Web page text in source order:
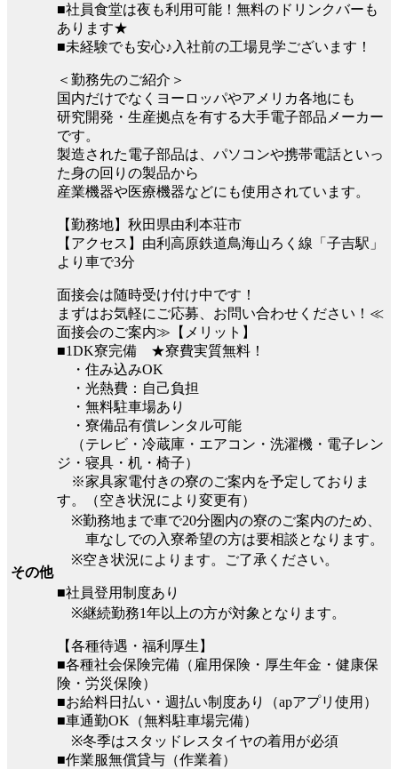
その他
■社員食堂は夜も利用可能！無料のドリンクバーも
あります★
■未経験でも安心♪入社前の工場見学ございます！
＜勤務先のご紹介＞
国内だけでなくヨーロッパやアメリカ各地にも
研究開発・生産拠点を有する大手電子部品メーカー
です。
製造された電子部品は、パソコンや携帯電話といっ
た身の回りの製品から
産業機器や医療機器などにも使用されています。
【勤務地】秋田県由利本荘市
【アクセス】由利高原鉄道鳥海山ろく線「子吉駅」
より車で3分
面接会は随時受け付け中です！
まずはお気軽にご応募、お問い合わせください！≪
面接会のご案内≫【メリット】
■1DK寮完備 ★寮費実質無料！
・住み込みOK
・光熱費：自己負担
・無料駐車場あり
・寮備品有償レンタル可能
（テレビ・冷蔵庫・エアコン・洗濯機・電子レン
ジ・寝具・机・椅子）
※家具家電付きの寮のご案内を予定しておりま
す。（空き状況により変更有）
※勤務地まで車で20分圏内の寮のご案内のため、
車なしでの入寮希望の方は要相談となります。
※空き状況によります。ご了承ください。
■社員登用制度あり
※継続勤務1年以上の方が対象となります。
【各種待遇・福利厚生】
■各種社会保険完備（雇用保険・厚生年金・健康保
険・労災保険）
■お給料日払い・週払い制度あり（apアプリ使用）
■車通勤OK（無料駐車場完備）
※冬季はスタッドレスタイヤの着用が必須
■作業服無償貸与（作業着）